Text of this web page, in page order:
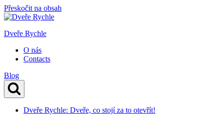
Přeskočit na obsah
Dveře Rychle
O nás
Contacts
Blog
Dveře Rychle: Dveře, co stojí za to otevřít!